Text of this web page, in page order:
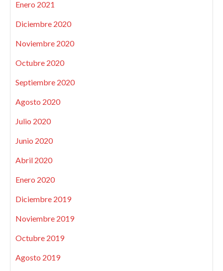
Enero 2021
Diciembre 2020
Noviembre 2020
Octubre 2020
Septiembre 2020
Agosto 2020
Julio 2020
Junio 2020
Abril 2020
Enero 2020
Diciembre 2019
Noviembre 2019
Octubre 2019
Agosto 2019